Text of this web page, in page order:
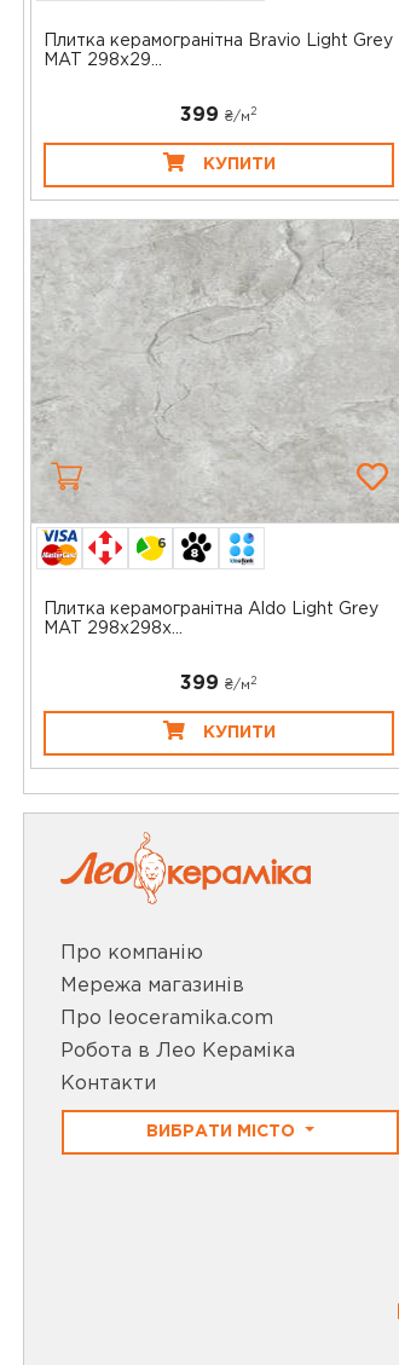
Плитка керамогранітна Bravio Light Grey
MAT 298x29...
399 ₴/м 2
КУПИТИ
6
Плитка керамогранітна Aldo Light Grey
MAT 298x298x...
399 ₴/м 2
КУПИТИ
Про компанію
Мережа магазинів
Про leoceramika.com
Робота в Лео Кераміка
Контакти
ВИБРАТИ МІСТО